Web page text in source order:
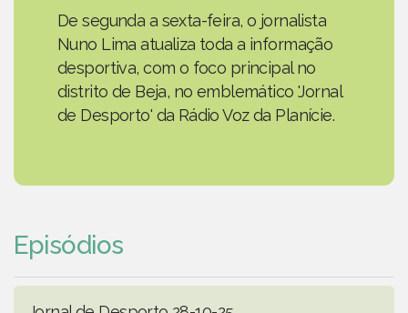
De segunda a sexta-feira, o jornalista
Nuno Lima atualiza toda a informação
desportiva, com o foco principal no
distrito de Beja, no emblemático 'Jornal
de Desporto' da Rádio Voz da Planície.
Episódios